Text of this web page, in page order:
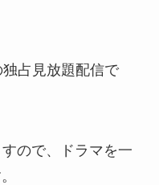
独占見放題配信で
ので、ドラマを一